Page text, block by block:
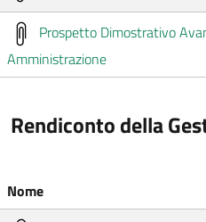
Prospetto Dimostrativo
Amministrazione
Rendiconto della
Nome